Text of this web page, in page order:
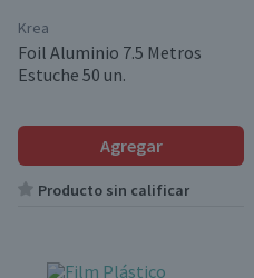
Krea
Foil Aluminio 7.5 Metros
Estuche 50 un.
Agregar
Producto sin calificar